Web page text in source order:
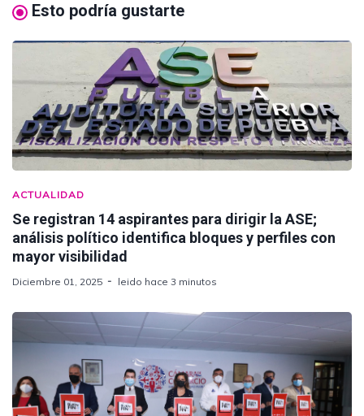
Esto podría gustarte
ACTUALIDAD
Se registran 14 aspirantes para dirigir la ASE;
análisis político identifica bloques y perfiles con
mayor visibilidad
Diciembre 01, 2025 leido hace 3 minutos